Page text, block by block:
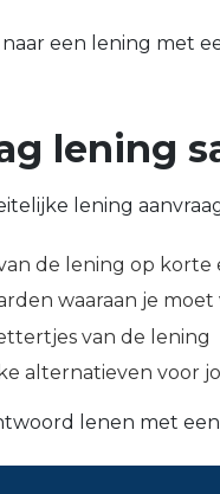
naar een lening met
lening
lening
de lening op korte
waaraan je
van de lening
alternatieven voor
lenen met